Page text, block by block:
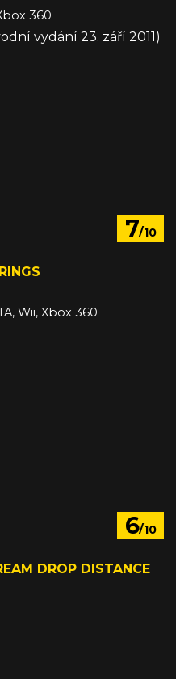
360
vydání 23. září 2011)
7/10
Wii, Xbox 360
6/10
DROP DISTANCE